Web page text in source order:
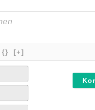
{} [+]